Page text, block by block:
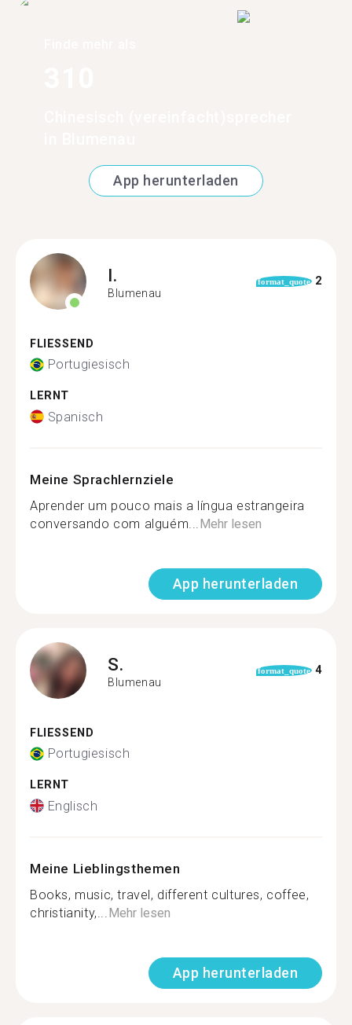
App herunterladen
I.
Blumenau
format_quote 2
FLIESSEND
Portugiesisch
LERNT
Spanisch
Meine Sprachlernziele
Aprender um pouco mais a língua estrangeira
conversando com alguém... Mehr lesen
App herunterladen
S.
Blumenau
format_quote 4
FLIESSEND
Portugiesisch
LERNT
Englisch
Meine Lieblingsthemen
Books, music, travel, different cultures, coffee,
christianity,... Mehr lesen
App herunterladen